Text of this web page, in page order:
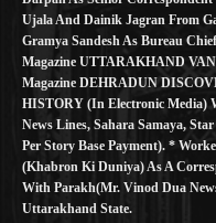
Ujala And Dainik Jagran From
Gramya Sandesh As Bureau
Magazine UTTARAKHAND
Magazine DEHRADUN
HISTORY (in Electronic Media)
News Lines, Sahara Samaya,
Per Story Base Payment). *
(Khabron Ki Duniya) As A
With Parakh(Mr. Vinod Dua
Uttarakhand State.